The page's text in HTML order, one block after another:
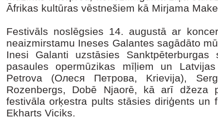
Āfrikas kultūras vēstnešiem kā Mirjama
Festivāls noslēgsies 14. augustā ar
neaizmirstamu Ineses Galantes sagādāto
Inesi Galanti uzstāsies Sanktpēterburgas
pasaules opermūzikas mīļiem un
Petrova (Олеся Петрова, Krievija),
Rozenbergs, Dobē Njaorē, kā arī džeza
festivāla orķestra pults stāsies diriģents un
Ekharts Viciks.